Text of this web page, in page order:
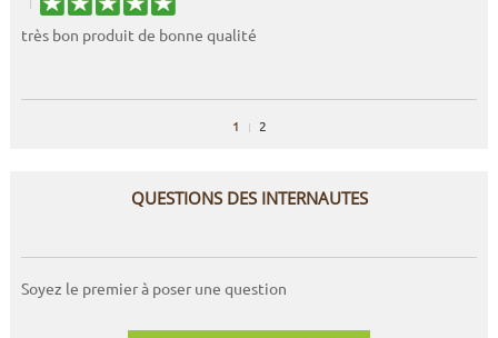
très bon produit de bonne qualité
1 2
QUESTIONS DES INTERNAUTES
Soyez le premier à poser une question